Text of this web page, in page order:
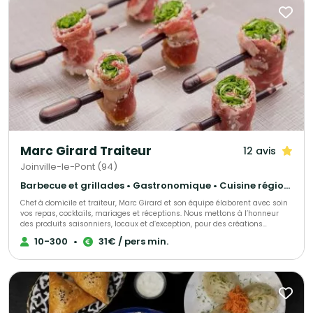
Marc Girard Traiteur 12 avis
Joinville-le-Pont (94)
Barbecue et grillades • Gastronomique • Cuisine régionale
Chef à domicile et traiteur, Marc Girard et son équipe élaborent avec soin
vos repas, cocktails, mariages et réceptions. Nous mettons à l’honneur
des produits saisonniers, locaux et d’exception, pour des créations
gourmandes et raffinées qui raviront vos convives. Engagés pour une
cuisine responsable, nous soutenons la consommation durable des
l’environnement.
10-300 • 31€ / pers min.